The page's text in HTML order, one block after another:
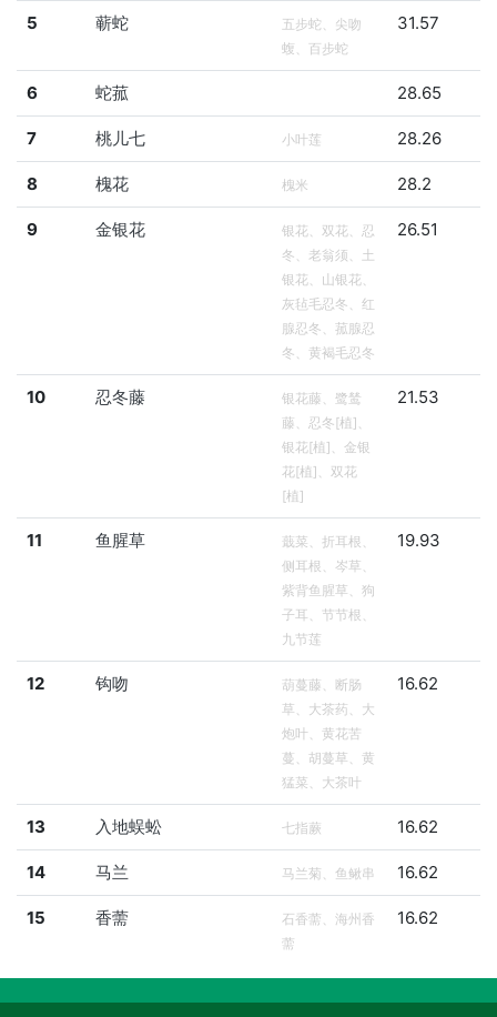
5 蕲蛇
五步蛇、尖吻
蝮、百步蛇
31.57
6 蛇菰 28.65
7 桃儿七 小叶莲 28.26
8 槐花 槐米 28.2
9 金银花
银花、双花、忍
冬、老翁须、土
银花、山银花、
灰毡毛忍冬、红
腺忍冬、菰腺忍
冬、黄褐毛忍冬
26.51
10 忍冬藤
银花藤、鹭鸶
藤、忍冬[植]、
银花[植]、金银
花[植]、双花
[植]
21.53
11 鱼腥草
蕺菜、折耳根、
侧耳根、岑草、
紫背鱼腥草、狗
子耳、节节根、
九节莲
19.93
12 钩吻
葫蔓藤、断肠
草、大茶药、大
炮叶、黄花苦
蔓、胡蔓草、黄
猛菜、大茶叶
16.62
13 入地蜈蚣 七指蕨 16.62
14 马兰 马兰菊、鱼鳅串 16.62
15 香薷
石香薷、海州香
薷
16.62